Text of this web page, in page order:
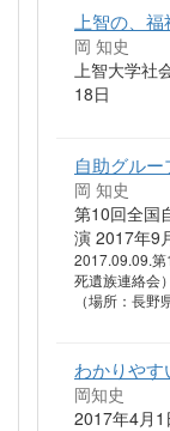
上智の、
岡 知史
上智大学社
18日
自助グル
岡 知史
第10回全国
演 2017年9
2017.09.09.第
死遺族連絡会
（場所：長野
わかりや
岡知史
2017年4月1